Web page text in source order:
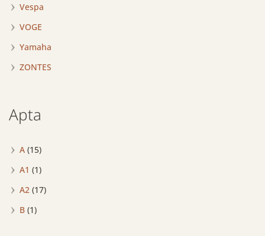
Vespa
VOGE
Yamaha
ZONTES
Apta
A (15)
A1 (1)
A2 (17)
B (1)